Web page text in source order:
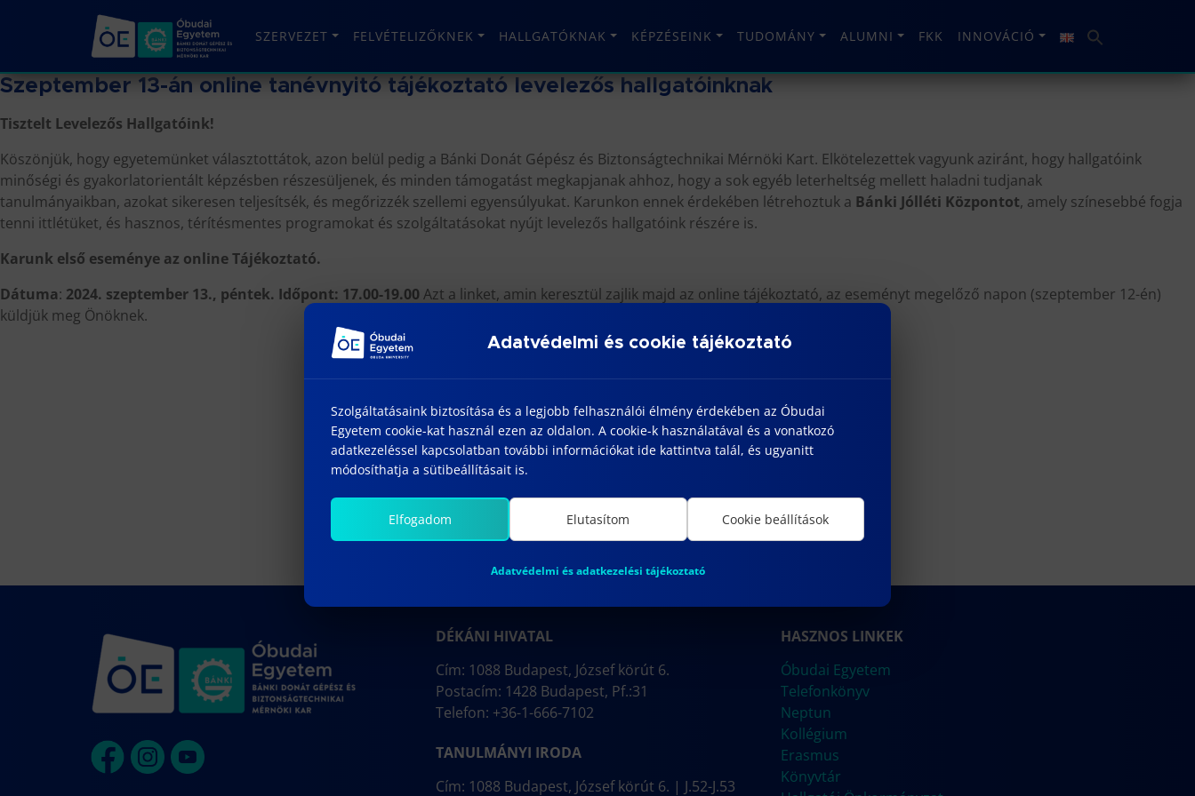
SZERVEZET FELVÉTELIZŐKNEK HALLGATÓKNAK KÉPZÉSEINK TUDOMÁNY ALUMNI FKK INNOVÁCIÓ
Szeptember 13-án online tanévnyitó tájékoztató levelezős hallgatóinknak
Tisztelt Levelezős Hallgatóink!
Köszönjük, hogy egyetemünket választottátok, azon belül pedig a Bánki Donát Gépész és Biztonságtechnikai Mérnöki Kart. Elkötelezettek vagyunk aziránt, hogy hallgatóink
minőségi és gyakorlatorientált képzésben részesüljenek, és minden támogatást megkapjanak ahhoz, hogy a sok egyéb leterheltség mellett haladni tudjanak
tanulmányaikban, azokat sikeresen teljesítsék, és megőrizzék szellemi egyensúlyukat. Karunkon ennek érdekében létrehoztuk a Bánki Jólléti Központot, amely színesebbé fogja
tenni ittlétüket, és hasznos, térítésmentes programokat és szolgáltatásokat nyújt levelezős hallgatóink részére is.
Karunk első eseménye az online Tájékoztató.
Dátuma: 2024. szeptember 13., péntek. Időpont: 17.00-19.00Azt a linket, amin keresztül zajlik majd az online tájékoztató, az eseményt megelőző napon (szeptember 12-én)
küldjük meg Önöknek.
DÉKÁNI HIVATAL
Cím: 1088 Budapest, József körút 6.
Postacím: 1428 Budapest, Pf.:31
Telefon: +36-1-666-7102
TANULMÁNYI IRODA
Cím: 1088 Budapest, József körút 6. | J.52-J.53
HASZNOS LINKEK
Óbudai Egyetem
Telefonkönyv
Neptun
Kollégium
Erasmus
Könyvtár
Adatvédelmi és cookie tájékoztató
Szolgáltatásaink biztosítása és a legjobb felhasználói élmény érdekében az Óbudai
Egyetem cookie-kat használ ezen az oldalon. A cookie-k használatával és a vonatkozó
adatkezeléssel kapcsolatban további információkat ide kattintva talál, és ugyanitt
módosíthatja a sütibeállításait is.
Elfogadom Elutasítom Cookie beállítások
Adatvédelmi és adatkezelési tájékoztató